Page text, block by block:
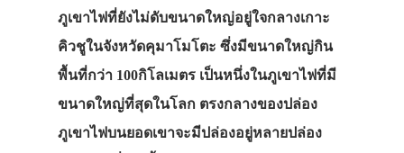
ภูเขาไฟที่ยังไม่ดับขนาดใหญ่อยู่ใจกลางเกาะ
คิวชูในจังหวัดคุมาโมโตะ ซึ่งมีขนาดใหญ่กิน
พื้นที่กว่า 100กิโลเมตร เป็นหนึ่งในภูเขาไฟที่มี
ขนาดใหญ่ที่สุดในโลก ตรงกลางของปล่อง
ภูเขาไฟบนยอดเขาจะมีปล่องอยู่หลายปล่อง